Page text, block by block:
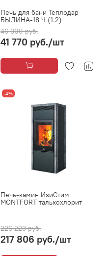
Печь для бани Теплодар
БЫЛИНА-18 Ч (1.2)
46 900 руб.
41 770 руб./шт
-4%
Печь-камин ИзиСтим
MONTFORT талькохлорит
226 223 руб.
217 806 руб./шт